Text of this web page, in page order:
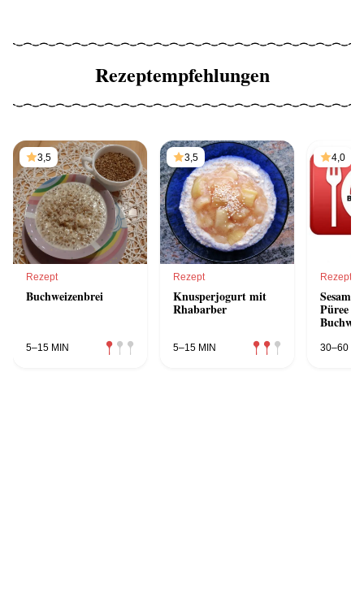
Rezeptempfehlungen
3,5
Rezept
Buchweizenbrei
5–15 MIN
3,5
Rezept
Knusperjogurt mit
Rhabarber
5–15 MIN
4,0
Rezept
Sesam-
Püree
30–60